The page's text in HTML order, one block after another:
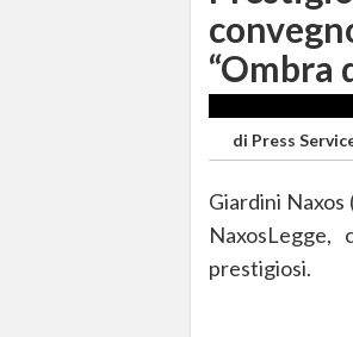
“Ombra
di Press
Giardini Naxos
prestigiosi.